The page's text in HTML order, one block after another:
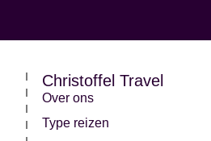
Christoffel Travel
Over ons
Type reizen